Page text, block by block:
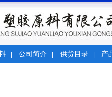
公司简介 供货目录 产